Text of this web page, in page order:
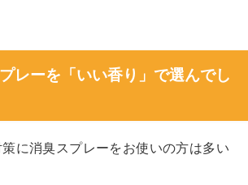
レーを「いい香り」で選んでし
に消臭スプレーをお使いの方は多い